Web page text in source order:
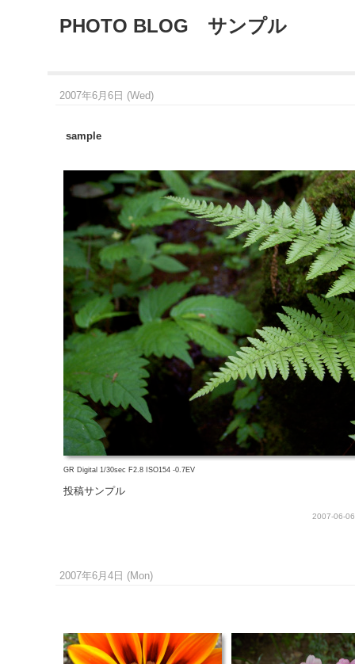
PHOTO BLOG サンプル
2007年6月6日 (Wed)
sample
GR Digital 1/30sec F2.8 ISO154 -0.7EV
投稿サンプル
2007-06-
2007年6月4日 (Mon)